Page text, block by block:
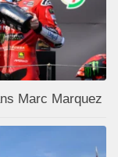
Marc Marquez